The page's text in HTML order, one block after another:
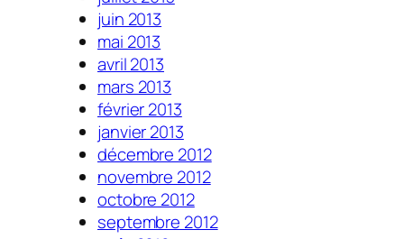
juin 2013
mai 2013
avril 2013
mars 2013
février 2013
janvier 2013
décembre 2012
novembre 2012
octobre 2012
septembre 2012